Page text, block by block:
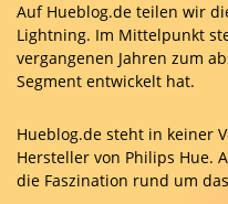
Auf Hueblog.de teilen wir
Lightning. Im Mittelpunkt
vergangenen Jahren zum
Segment entwickelt hat.
Hueblog.de steht in keiner
Hersteller von Philips Hue.
die Faszination rund um